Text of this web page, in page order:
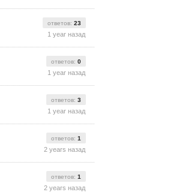
ответов: 23
1 year назад
ответов: 0
1 year назад
ответов: 3
1 year назад
ответов: 1
2 years назад
ответов: 1
2 years назад